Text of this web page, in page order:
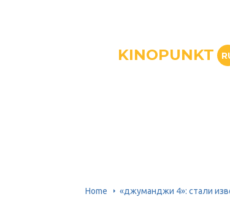
KINOPUNKT
Home «джуманджи 4»: стали